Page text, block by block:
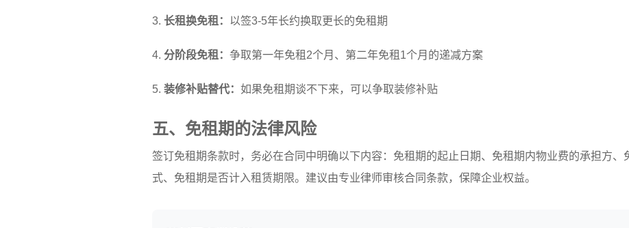
3. 长租换免租： 以签3-5年长约换取更长的免租期
4. 分阶段免租： 争取第一年免租2个月、第二年免租1个月的递减方案
5. 装修补贴替代： 如果免租期谈不下来，可以争取装修补贴
五、免租期的法律风险
签订免租期条款时，务必在合同中明确以下内容：免租期的起止日期、免租期内物业费的承担方、
式、免租期是否计入租赁期限。建议由专业律师审核合同条款，保障企业权益。